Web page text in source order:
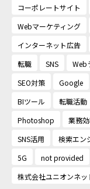
コーポレートサイト
Webマーケティング
インターネット広告
転職
SNS Web
SEO対策
Google
BIツール
転職活動
Photoshop
業務
SNS活用
検索エン
5G
not provided
株式会社ユニオンネッ